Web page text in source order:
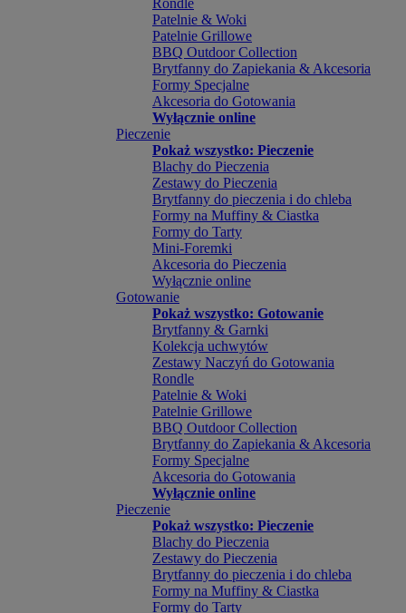
Rondle
Patelnie & Woki
Patelnie Grillowe
BBQ Outdoor Collection
Brytfanny do Zapiekania & Akcesoria
Formy Specjalne
Akcesoria do Gotowania
Wyłącznie online
Pieczenie
Pokaż wszystko: Pieczenie
Blachy do Pieczenia
Zestawy do Pieczenia
Brytfanny do pieczenia i do chleba
Formy na Muffiny & Ciastka
Formy do Tarty
Mini-Foremki
Akcesoria do Pieczenia
Wyłącznie online
Gotowanie
Pokaż wszystko: Gotowanie
Brytfanny & Garnki
Kolekcja uchwytów
Zestawy Naczyń do Gotowania
Rondle
Patelnie & Woki
Patelnie Grillowe
BBQ Outdoor Collection
Brytfanny do Zapiekania & Akcesoria
Formy Specjalne
Akcesoria do Gotowania
Wyłącznie online
Pieczenie
Pokaż wszystko: Pieczenie
Blachy do Pieczenia
Zestawy do Pieczenia
Brytfanny do pieczenia i do chleba
Formy na Muffiny & Ciastka
Formy do Tarty